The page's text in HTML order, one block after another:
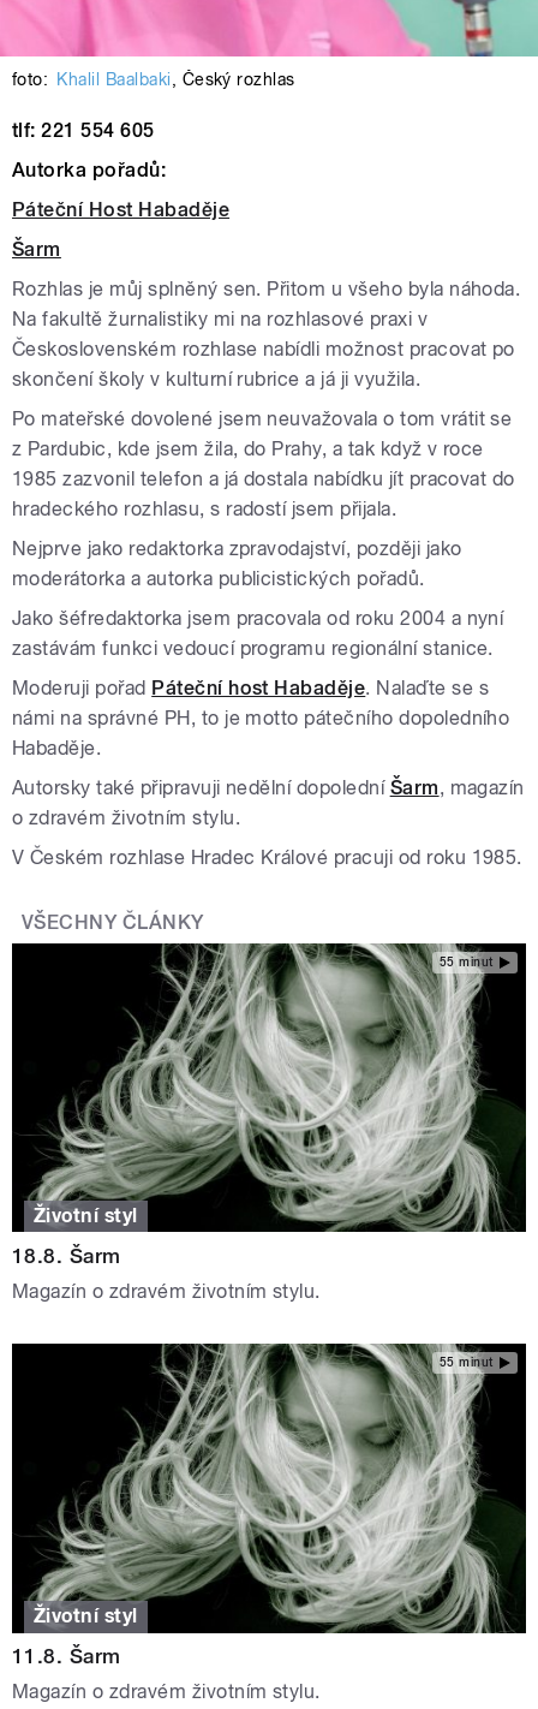
foto: Khalil Baalbaki, Český rozhlas
tlf: 221 554 605
Autorka pořadů:
Páteční Host Habaděje
Šarm
Rozhlas je můj splněný sen. Přitom u všeho byla náhoda.
Na fakultě žurnalistiky mi na rozhlasové praxi v
Československém rozhlase nabídli možnost pracovat po
skončení školy v kulturní rubrice a já ji využila.
Po mateřské dovolené jsem neuvažovala o tom vrátit se
z Pardubic, kde jsem žila, do Prahy, a tak když v roce
1985 zazvonil telefon a já dostala nabídku jít pracovat do
hradeckého rozhlasu, s radostí jsem přijala.
Nejprve jako redaktorka zpravodajství, později jako
moderátorka a autorka publicistických pořadů.
Jako šéfredaktorka jsem pracovala od roku 2004 a nyní
zastávám funkci vedoucí programu regionální stanice.
Moderuji pořad Páteční host Habaděje. Nalaďte se s
námi na správné PH, to je motto pátečního dopoledního
Habaděje.
Autorsky také připravuji nedělní dopolední Šarm, magazín
o zdravém životním stylu.
V Českém rozhlase Hradec Králové pracuji od roku 1985.
VŠECHNY ČLÁNKY
55 minut
Životní styl
18.8. Šarm
Magazín o zdravém životním stylu.
55 minut
Životní styl
11.8. Šarm
Magazín o zdravém životním stylu.